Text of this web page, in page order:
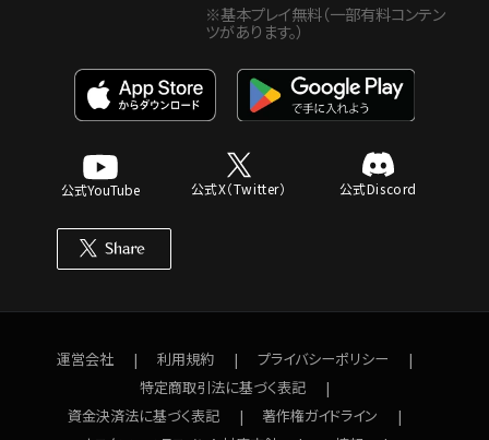
※基本プレイ無料（一部有料コンテン
ツがあります。）
公式YouTube 公式X（Twitter） 公式Discord
運営会社 利用規約
プライバシーポリシー
特定商取引法に基づく表記
資金決済法に基づく表記
著作権ガイドライン